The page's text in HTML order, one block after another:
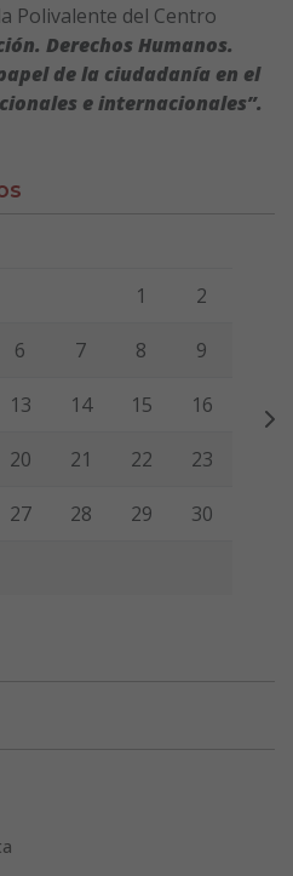
Polivalente del Centro
Derechos Humanos.
de la ciudadanía en el
e internacionales”.
Viernes Sábado
1 2
6 7 8 9
13 14 15 16
20 21 22 23
27 28 29 30